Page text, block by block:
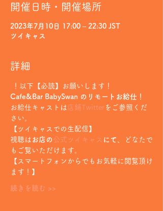
開催日時・開催場所
2023年7月10日 17:00 – 22:30 JST
ツイキャス
詳細
！以下【必読】お願いします！
Cafe&Bar BabySwan のリモートお給仕！
お給仕キャストは 店鋪Twitter をご参照くだ
さい。
【ツイキャスでの生配信】
視聴は お店の 公式ツイキャス にて 、どなたで
もご覧いただけます。
【スマートフォンからでもお気軽に閲覧頂け
ます！】
続きを読む >>